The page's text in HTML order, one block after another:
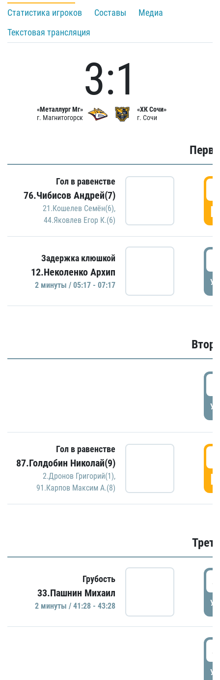
Статистика игроков
Составы
Медиа
Текстовая трансляция
«Металлург Мг»
г. Магнитогорск
3:1
«ХК Сочи»
г. Сочи
Гол в равенстве
76.Чибисов Андрей(7)
21.Кошелев Семён(6),
44.Яковлев Егор К.(6)
Задержка клюшкой
12.Неколенко Архип
2 минуты / 05:17 - 07:17
Гол в равенстве
87.Голдобин Николай(9)
2.Дронов Григорий(1),
91.Карпов Максим А.(8)
Грубость
33.Пашнин Михаил
2 минуты / 41:28 - 43:28